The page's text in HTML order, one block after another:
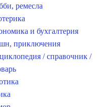
ремесла
и бухгалтерия
приключения
/ справочник /